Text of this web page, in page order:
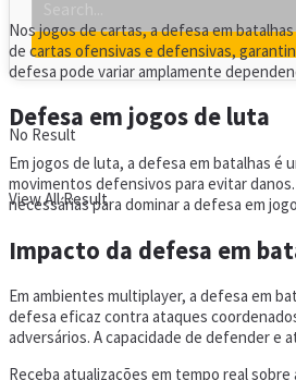
No Result
View All Result
Nos jogos de cartas, a defesa em
de cartas ofensivas e defensivas,
defesa pode variar amplamente
Defesa em jogos de luta
Em jogos de luta, a defesa em batalhas é
movimentos defensivos para evitar
necessárias para dominar a defesa em
Impacto da defesa em
Em ambientes multiplayer, a defesa em
defesa eficaz contra ataques
adversários. A capacidade de defender e
Receba atualizações em tempo real